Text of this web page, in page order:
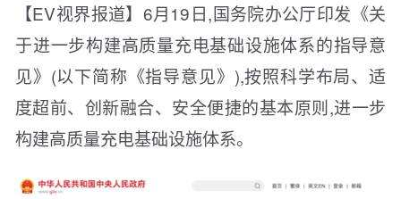
【EV视界报道】6月19日,国务院办公厅印发《关
于进一步构建高质量充电基础设施体系的指导意
见》(以下简称《指导意见》),按照科学布局、适
度超前、创新融合、安全便捷的基本原则,进一步
构建高质量充电基础设施体系。